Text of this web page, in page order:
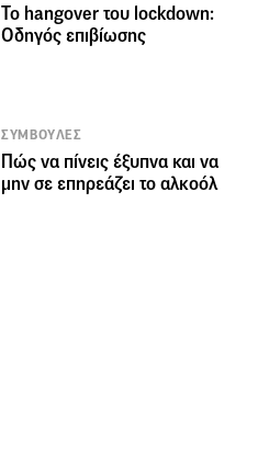
Το hangover του lockdown:
Οδηγός επιβίωσης
ΣΥΜΒΟΥΛΕΣ
Πώς να πίνεις έξυπνα και να
μην σε επηρεάζει το αλκοόλ